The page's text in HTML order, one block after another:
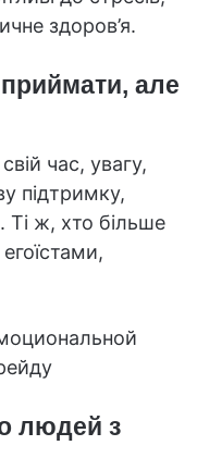
здоров’я.
приймати, але
час, увагу,
підтримку,
Ті ж, хто більше
людей з